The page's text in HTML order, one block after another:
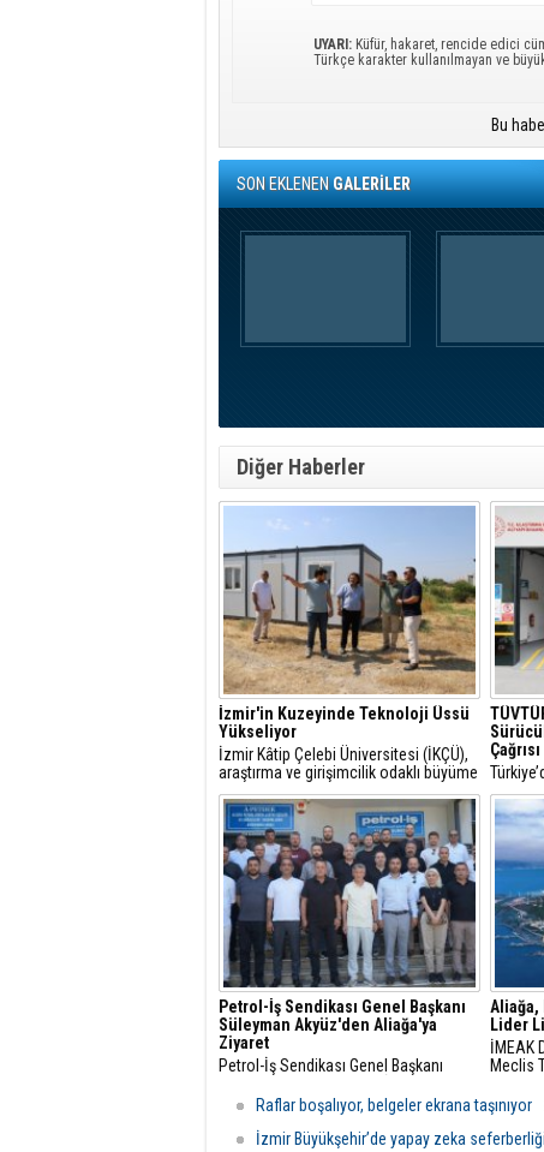
UYARI: Küfür, hakaret, rencide edici
Türkçe karakter kullanılmayan ve
Bu
SON EKLENENGALERİLER
Diğer Haberler
İzmir'in Kuzeyinde Teknoloji Üssü
Yükseliyor
İzmir Kâtip Çelebi Üniversitesi (İKÇÜ),
araştırma ve girişimcilik odaklı büyüme
vizyonunun en önemli yatırımlarından
biri olan Technocity İzmir Teknoloji
Geliştirme Bölgesi projesinde yeni bir
aşamaya geçti.
Çağrısı
bu
önemi
Petrol-İş Sendikası Genel Başkanı
Süleyman Akyüz'den Aliağa'ya
Ziyaret
Petrol-İş Sendikası Genel Başkanı
Aliağa Şubesi'ni ziyaret etti.
Aliağa,
Lider
İMEAK
Meclis
Raflar boşalıyor, belgeler ekrana taşınıyor
İzmir Büyükşehir’de yapay zeka seferberliği